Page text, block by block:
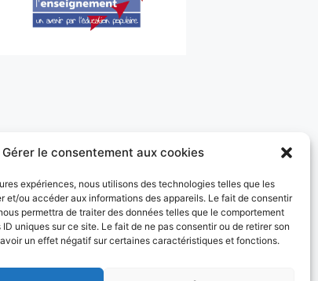
Gérer le consentement aux cookies
expériences, nous utilisons des technologies telles que les
et/ou accéder aux informations des appareils. Le fait de consentir
permettra de traiter des données telles que le comportement
uniques sur ce site. Le fait de ne pas consentir ou de retirer son
un effet négatif sur certaines caractéristiques et fonctions.
Bâton – Finales Nationales